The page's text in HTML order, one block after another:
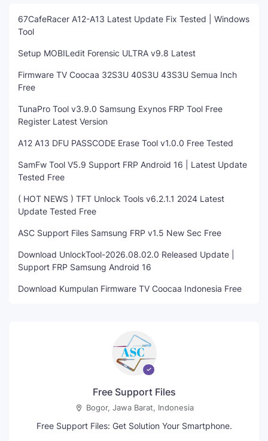
67CafeRacer A12-A13 Latest Update Fix Tested | Windows
Tool
Setup MOBILedit Forensic ULTRA v9.8 Latest
Firmware TV Coocaa 32S3U 40S3U 43S3U Semua Inch
Free
TunaPro Tool v3.9.0 Samsung Exynos FRP Tool Free
Register Latest Version
A12 A13 DFU PASSCODE Erase Tool v1.0.0 Free Tested
SamFw Tool V5.9 Support FRP Android 16 | Latest Update
Tested Free
( HOT NEWS ) TFT Unlock Tools v6.2.1.1 2024 Latest
Update Tested Free
ASC Support Files Samsung FRP v1.5 New Sec Free
Download UnlockTool-2026.08.02.0 Released Update |
Support FRP Samsung Android 16
Download Kumpulan Firmware TV Coocaa Indonesia Free
Free Support Files
Bogor, Jawa Barat, Indonesia
Free Support Files: Get Solution Your Smartphone.